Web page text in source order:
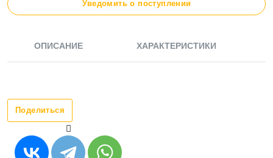
Уведомить о поступлении
ОПИСАНИЕ ХАРАКТЕРИСТИКИ
Поделиться